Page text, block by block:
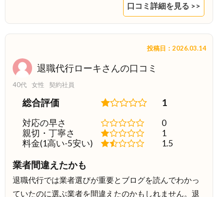
口コミ詳細を見る >>
退職代行ローキさんの口コミ
投稿日：2026.03.14
40代 女性 契約社員
総合評価 1
対応の早さ
0
親切・丁寧さ
1
料金(1高い-5安い)
1.5
業者間違えたかも
退職代行では業者選びが重要とブログを読んでわかっ
ていたのに選ぶ業者を間違えたのかもしれません。退